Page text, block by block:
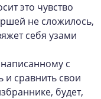
это чувство
не сложилось,
себя узами
написанному с
сравнить свои
будет,